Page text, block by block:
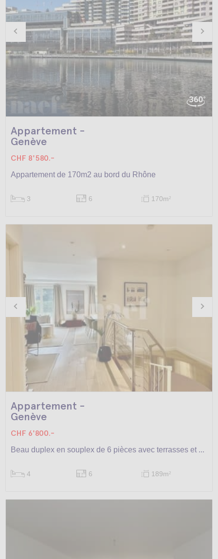
Appartement -
Genève
CHF 8'580.-
Appartement de 170m2 au bord du Rhône
3 6 170m2
Appartement -
Genève
CHF 6'800.-
Beau duplex en souplex de 6 pièces avec terrasses et ...
4 6 189m2